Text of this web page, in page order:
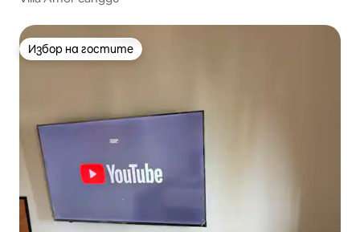
Избор на гостите
Избор на гостите